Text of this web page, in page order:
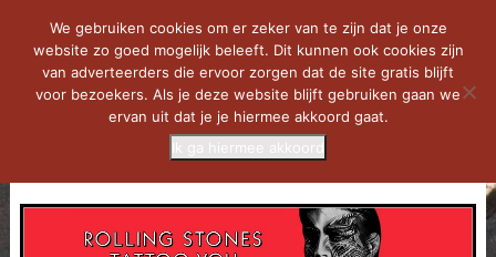
We gebruiken cookies om er zeker van te zijn dat je onze
website zo goed mogelijk beleeft. Dit kunnen ook cookies zijn
van adverteerders die ervoor zorgen dat de site gratis blijft
voor bezoekers. Als je deze website blijft gebruiken gaan we
ervan uit dat je je hiermee akkoord gaat.
Ik ga hiermee akkoord